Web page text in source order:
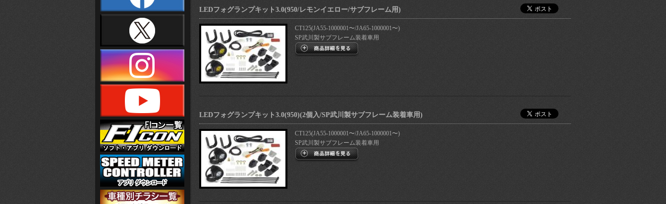
LEDフォグランプキット3.0(950/レモンイエロー/サブフレーム用)
CT125(JA55-1000001〜/JA65-1000001〜)
SP武川製サブフレーム装着車用
LEDフォグランプキット3.0(950)(2個入/SP武川製サブフレーム装着車用)
CT125(JA55-1000001〜/JA65-1000001〜)
SP武川製サブフレーム装着車用